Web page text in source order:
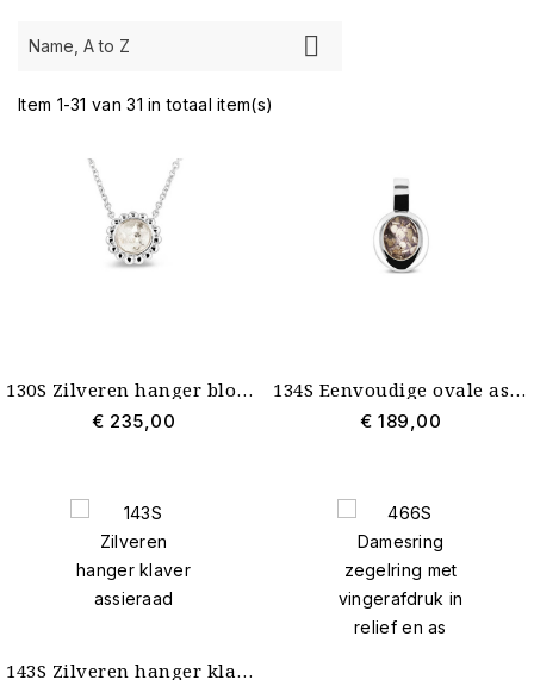
Name, A to Z 
Item 1-31 van 31 in totaal item(s)
130S Zilveren hanger bloem met collier voor as See You
€ 235,00
134S Eenvoudige ovale ashanger See You
€ 189,00
143S Zilveren hanger klaver assieraad